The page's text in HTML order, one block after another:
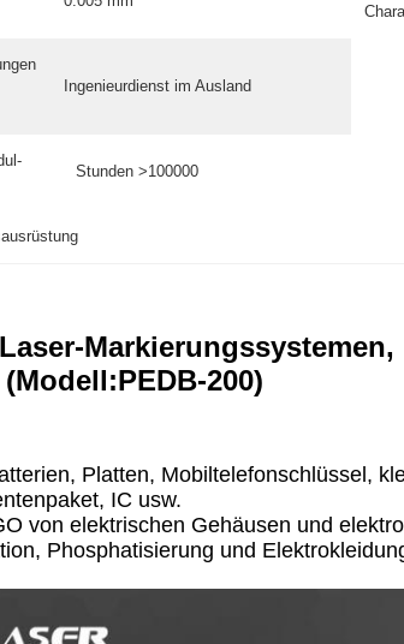
Ingenieurdienst im Ausland
Stunden >100000
(Modell:PEDB-200)
Platten, Mobiltelefonschlüssel,
IC usw.
von elektrischen Gehäusen und
Phosphatisierung und